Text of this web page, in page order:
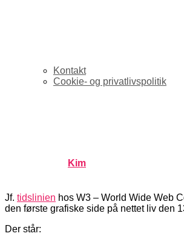
Kontakt
Cookie- og privatlivspolitik
Kim
Jf. tidslinien hos W3 – World Wide Web
den første grafiske side på nettet liv den
Der står: